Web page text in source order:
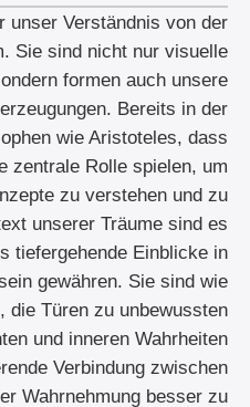
unser Verständnis von der
Sie sind nicht nur visuelle
formen auch unsere
Bereits in der
wie Aristoteles, dass
zentrale Rolle spielen, um
zu verstehen und zu
unserer Träume sind es
tiefergehende Einblicke in
gewähren. Sie sind wie
die Türen zu unbewussten
und inneren Wahrheiten
Verbindung zwischen
Wahrnehmung besser zu